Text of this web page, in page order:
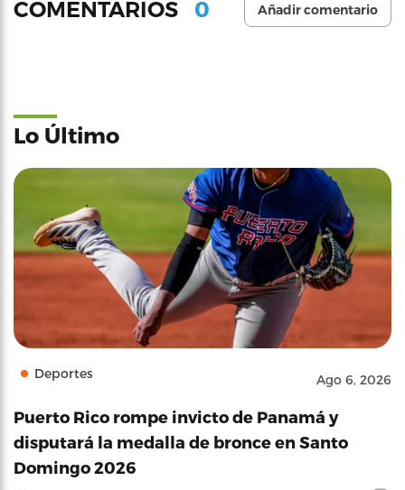
COMENTARIOS 0 Añadir comentario
Lo Último
Deportes Ago 6, 2026
Puerto Rico rompe invicto de Panamá y
disputará la medalla de bronce en Santo
Domingo 2026